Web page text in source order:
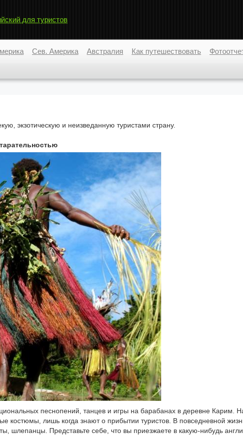
для туристов
Сев. Америка Австралия Как путешествовать
экзотическую и неизведанную туристами страну.
песнопений, танцев и игры на барабанах в деревне Карим.
костюмы, лишь когда знают о прибытии туристов. В повседневной
шлепанцы. Представьте себе, что вы приезжаете в какую-нибудь